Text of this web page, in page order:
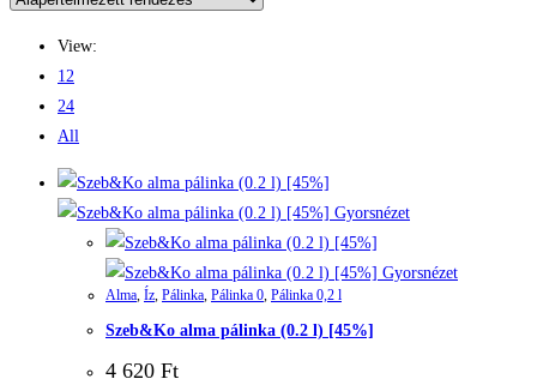
View:
12
24
All
Gyorsnézet
Gyorsnézet
Alma, Íz, Pálinka, Pálinka 0, Pálinka 0,2 l
Szeb&Ko alma pálinka (0.2 l) [45%]
4 620 Ft